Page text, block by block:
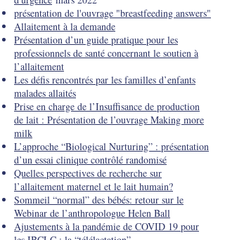
présentation de l'ouvrage "breastfeeding answers"
Allaitement à la demande
Présentation d’un guide pratique pour les
professionnels de santé concernant le soutien à
l’allaitement
Les défis rencontrés par les familles d’enfants
malades allaités
Prise en charge de l’Insuffisance de production
de lait : Présentation de l’ouvrage Making more
milk
L’approche “Biological Nurturing” : présentation
d’un essai clinique contrôlé randomisé
Quelles perspectives de recherche sur
l’allaitement maternel et le lait humain?
Sommeil “normal” des bébés: retour sur le
Webinar de l’anthropologue Helen Ball
Ajustements à la pandémie de COVID 19 pour